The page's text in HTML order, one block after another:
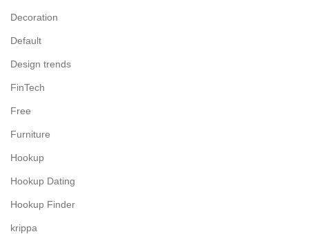
Decoration
Default
Design trends
FinTech
Free
Furniture
Hookup
Hookup Dating
Hookup Finder
krippa